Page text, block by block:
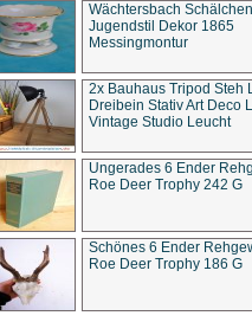
Wächtersbach Schälchen
Jugendstil Dekor 1865
Messingmontur
2x Bauhaus Tripod Steh
Dreibein Stativ Art Deco
Vintage Studio Leucht
Ungerades 6 Ender
Roe Deer Trophy 242 G
Schönes 6 Ender
Roe Deer Trophy 186 G